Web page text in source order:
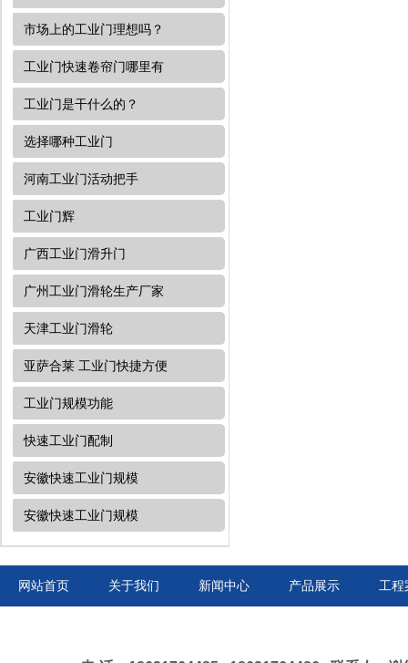
市场上的工业门理想吗？
工业门快速卷帘门哪里有
工业门是干什么的？
选择哪种工业门
河南工业门活动把手
工业门辉
广西工业门​滑升门
广州工业门滑轮生产厂家
天津工业门​滑轮
亚萨合莱 工业门快捷方便
工业门规模功能
快速工业门配制
安徽快速工业门规模
安徽快速工业门规模
网站首页 关于我们 新闻中心 产品展示 工程